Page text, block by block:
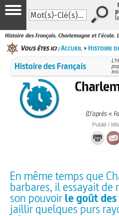
Histoire des Français. Charlemagne et
Vous êtes ici :Accueil >Histoire
Histoire des Français
(D’après «
Publié /
En même temps que
barbares, il essayait de
son pouvoirle goût
jaillir quelques purs